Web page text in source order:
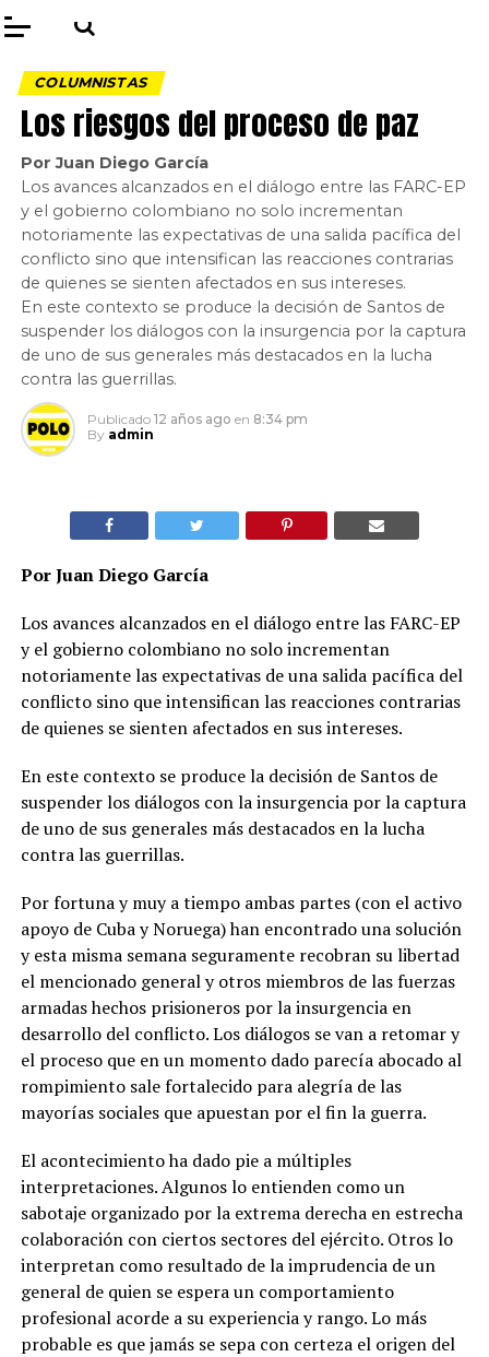
COLUMNISTAS
Los riesgos del proceso de paz
Por Juan Diego García
Los avances alcanzados en el diálogo entre las FARC-EP
y el gobierno colombiano no solo incrementan
notoriamente las expectativas de una salida pacífica del
conflicto sino que intensifican las reacciones contrarias
de quienes se sienten afectados en sus intereses.
En este contexto se produce la decisión de Santos de
suspender los diálogos con la insurgencia por la captura
de uno de sus generales más destacados en la lucha
contra las guerrillas.
Publicado 12 años ago en 8:34 pm
By admin
Por Juan Diego García
Los avances alcanzados en el diálogo entre las FARC-EP
y el gobierno colombiano no solo incrementan
notoriamente las expectativas de una salida pacífica del
conflicto sino que intensifican las reacciones contrarias
de quienes se sienten afectados en sus intereses.
En este contexto se produce la decisión de Santos de
suspender los diálogos con la insurgencia por la captura
de uno de sus generales más destacados en la lucha
contra las guerrillas.
Por fortuna y muy a tiempo ambas partes (con el activo
apoyo de Cuba y Noruega) han encontrado una solución
y esta misma semana seguramente recobran su libertad
el mencionado general y otros miembros de las fuerzas
armadas hechos prisioneros por la insurgencia en
desarrollo del conflicto. Los diálogos se van a retomar y
el proceso que en un momento dado parecía abocado al
rompimiento sale fortalecido para alegría de las
mayorías sociales que apuestan por el fin la guerra.
El acontecimiento ha dado pie a múltiples
interpretaciones. Algunos lo entienden como un
sabotaje organizado por la extrema derecha en estrecha
colaboración con ciertos sectores del ejército. Otros lo
interpretan como resultado de la imprudencia de un
general de quien se espera un comportamiento
profesional acorde a su experiencia y rango. Lo más
probable es que jamás se sepa con certeza el origen del